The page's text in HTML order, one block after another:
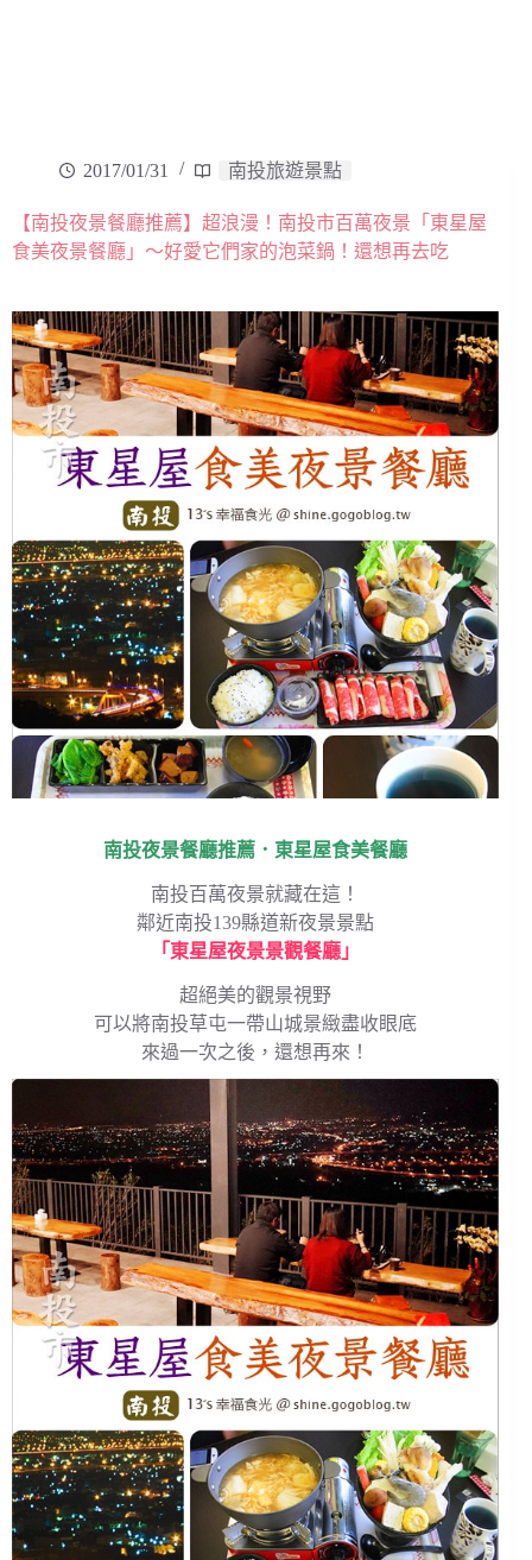
2017/01/31 南投旅遊景點
【南投夜景餐廳推薦】超浪漫！南投市百萬夜景「東星屋
食美夜景餐廳」～好愛它們家的泡菜鍋！還想再去吃
南投夜景餐廳推薦．東星屋食美餐廳
南投百萬夜景就藏在這！
鄰近南投139縣道新夜景景點
「東星屋夜景景觀餐廳」
超絕美的觀景視野
可以將南投草屯一帶山城景緻盡收眼底
來過一次之後，還想再來！